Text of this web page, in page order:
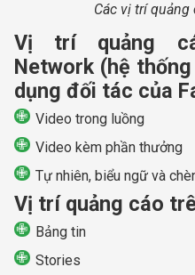
Các vị trí
Vị trí quảng
Network (hệ
dụng đối tác của
Video trong luồng
Video kèm phần thưởng
Tự nhiên, biểu ngữ và
Vị trí quảng cáo
Bảng tin
Stories